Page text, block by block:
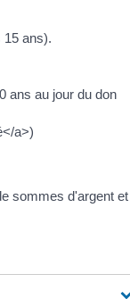
15 ans).
ans au jour du don
a>)
sommes d'argent et